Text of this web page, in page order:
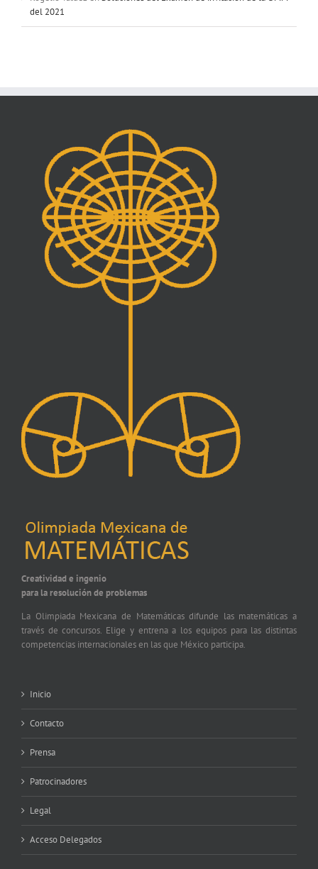
del 2021
Creatividad e ingenio
para la resolución de problemas
La Olimpiada Mexicana de Matemáticas difunde las matemáticas a
través de concursos. Elige y entrena a los equipos para las distintas
competencias internacionales en las que México participa.
Inicio
Contacto
Prensa
Patrocinadores
Legal
Acceso Delegados